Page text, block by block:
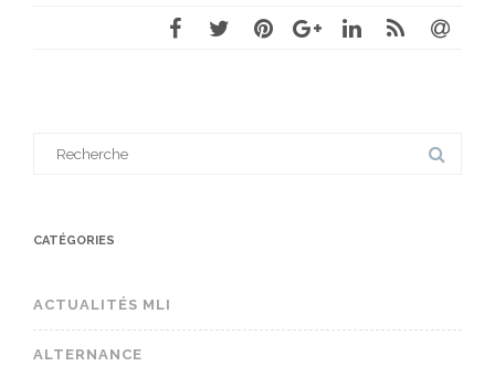
CATÉGORIES
ACTUALITÉS MLI
ALTERNANCE